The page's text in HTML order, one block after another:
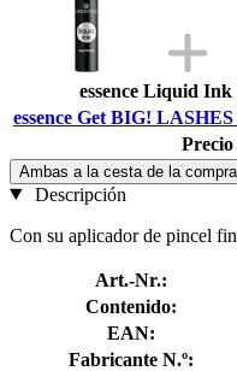
essence Liquid
essence Get BIG!
Ambas a la cesta de la compra
Descripción
Con su aplicador de pincel
Art.-Nr.:
Contenido:
EAN:
Fabricante N.º: